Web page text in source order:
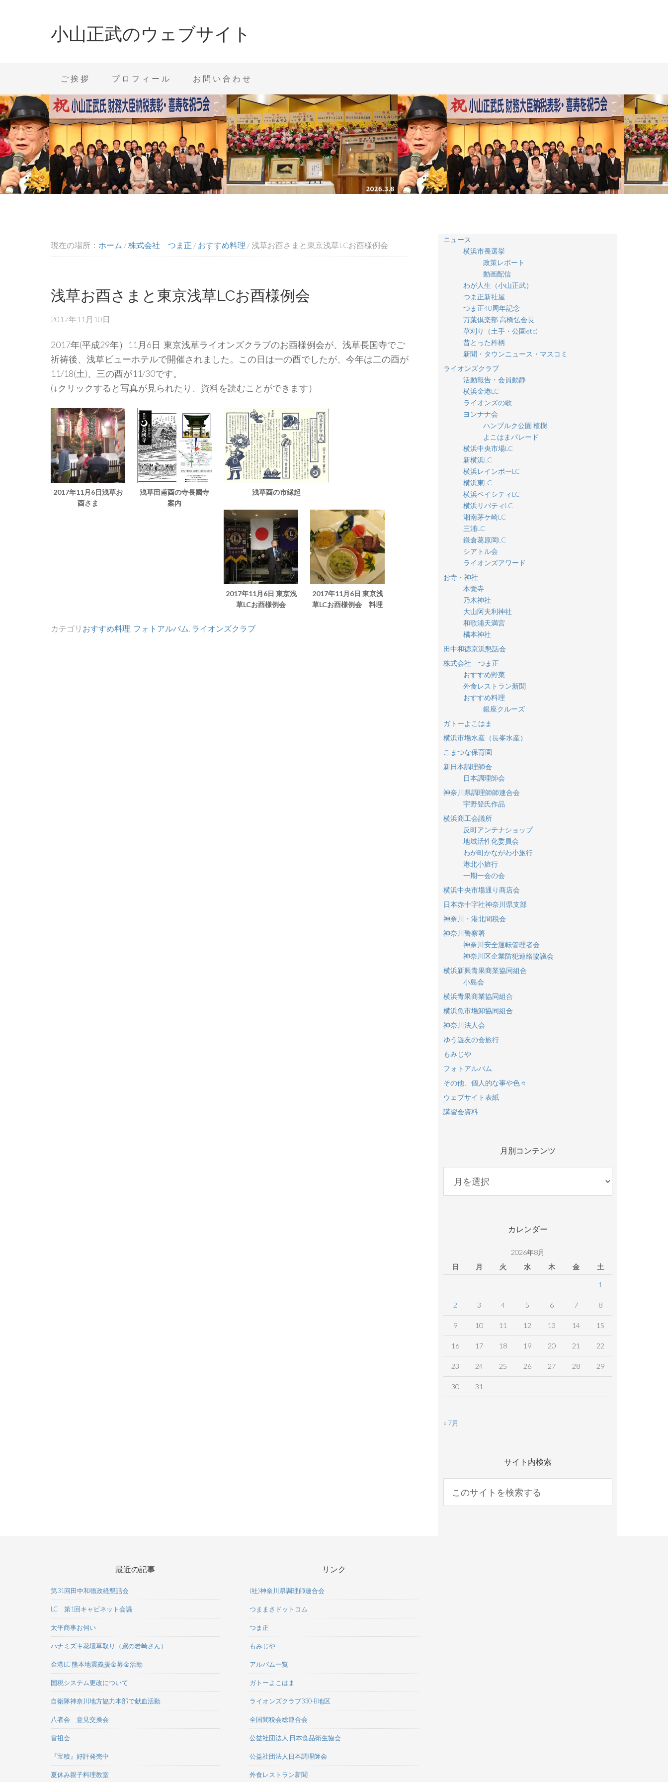
小山正武のウェブサイト
ご挨拶 プロフィール お問い合わせ
現在の場所： ホーム /株式会社 つま正 / おすすめ料理 /浅草お酉さまと東京浅草LCお酉様例会
浅草お酉さまと東京浅草LCお酉様例会
2017年11月10日
2017年(平成29年）11月6日 東京浅草ライオンズクラブのお酉様例会が、浅草長国寺でご
祈祷後、浅草ビューホテルで開催されました。この日は一の酉でしたが、今年は二の酉が
11/18(土)、三の酉が11/30です。
(↓クリックすると写真が見られたり、資料を読むことができます）
2017年11月6日浅草お
酉さま
浅草田甫酉の寺長國寺
案内
浅草酉の市縁起
2017年11月6日 東京浅
草LCお酉様例会
2017年11月6日 東京浅
草LCお酉様例会 料理
カテゴリ おすすめ料理 フォトアルバム ライオンズクラブ
ニュース
横浜市長選挙
政策レポート
動画配信
わが人生（小山正武）
つま正新社屋
つま正40周年記念
万葉倶楽部 高橋弘会長
草刈り（土手・公園etc)
昔とった杵柄
新聞・タウンニュース・マスコミ
ライオンズクラブ
活動報告・会員動静
横浜金港LC
ライオンズの歌
ヨンナナ会
ハンブルク公園 植樹
よこはまパレード
横浜中央市場LC
新横浜LC
横浜レインボーLC
横浜東LC
横浜ベイシティLC
横浜リバティLC
湘南茅ケ崎LC
三浦LC
鎌倉葛原岡LC
シアトル会
ライオンズアワード
お寺・神社
本覚寺
乃木神社
大山阿夫利神社
和歌浦天満宮
橘本神社
田中和徳京浜懇話会
株式会社 つま正
おすすめ野菜
外食レストラン新聞
おすすめ料理
銀座クルーズ
ガトーよこはま
横浜市場水産（長峯水産）
こまつな保育園
新日本調理師会
日本調理師会
神奈川県調理師師連合会
宇野登氏作品
横浜商工会議所
反町アンテナショップ
地域活性化委員会
わが町かながわ小旅行
港北小旅行
一期一会の会
横浜中央市場通り商店会
日本赤十字社神奈川県支部
神奈川・港北間税会
神奈川警察署
神奈川安全運転管理者会
神奈川区企業防犯連絡協議会
横浜新興青果商業協同組合
小島会
横浜青果商業協同組合
横浜魚市場卸協同組合
神奈川法人会
ゆう遊友の会旅行
もみじや
フォトアルバム
その他、個人的な事や色々
ウェブサイト表紙
講習会資料
月別コンテンツ
コ
カレンダー
2026年8月
日
月 火 水 木 金 土
1
2 3 4 5 6 7 8
9 10 11 12 13 14 15
16 17 18 19 20 21 22
23 24 25 26 27 28 29
30 31
« 7月
サイト内検索
最近の記事
第31回田中和德政経懇話会
LC 第1回キャビネット会議
太平商事お伺い
ハナミズキ花壇草取り（鳶の岩崎さん）
金港LC 熊本地震義援金募金活動
国税システム更改について
自衛隊神奈川地方協力本部で献血活動
八者会 意見交換会
雷祖会
『宝積』好評発売中
夏休み親子料理教室
リンク
(社)神奈川県調理師連合会
つままさドットコム
つま正
もみじや
アルバム一覧
ガトーよこはま
ライオンズクラブ330-B地区
全国間税会総連合会
公益社団法人 日本食品衛生協会
公益社団法人日本調理師会
外食レストラン新聞